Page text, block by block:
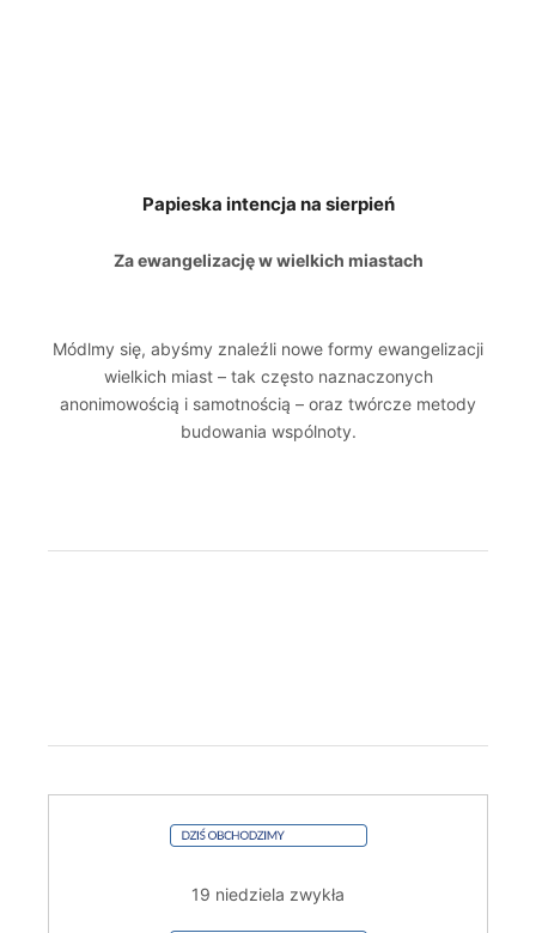
Papieska intencja na sierpień
Za ewangelizację w wielkich miastach
Módlmy się, abyśmy znaleźli nowe formy ewangelizacji
wielkich miast – tak często naznaczonych
anonimowością i samotnością – oraz twórcze metody
budowania wspólnoty.
19 niedziela zwykła